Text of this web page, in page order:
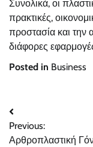
Συνολικά, οι
πρακτικές,
προστασία και
διάφορες
Posted in Business
Post
navigation
Previous:
Αρθροπλαστική